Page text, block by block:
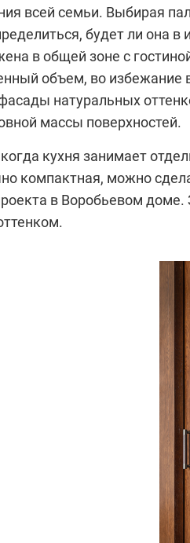
всей семьи. Выбирая
будет ли она в
в общей зоне с
объем, во избежание
натуральных
массы поверхностей.
кухня занимает
компактная, можно
в Воробьевом